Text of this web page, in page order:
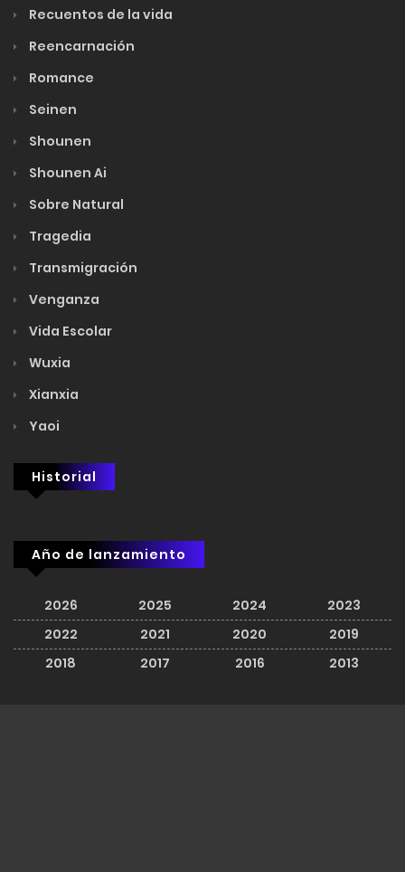
Recuentos de la vida
Reencarnación
Romance
Seinen
Shounen
Shounen Ai
Sobre Natural
Tragedia
Transmigración
Venganza
Vida Escolar
Wuxia
Xianxia
Yaoi
Historial
Año de lanzamiento
2026 2025 2024
2023
2022
2021 2020
2019
2018
2017 2016 2013